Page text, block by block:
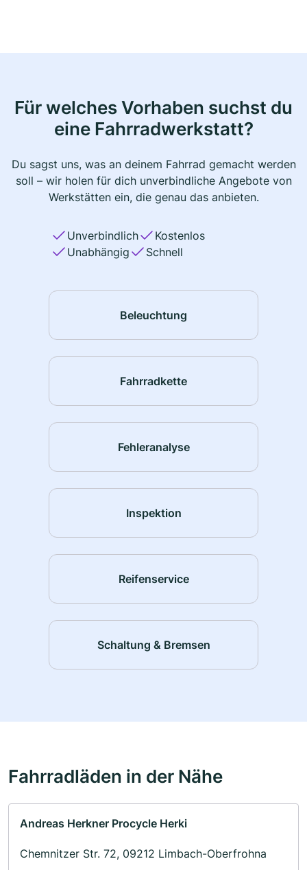
Für welches Vorhaben suchst du
eine Fahrradwerkstatt?
Du sagst uns, was an deinem Fahrrad gemacht werden
soll – wir holen für dich unverbindliche Angebote von
Werkstätten ein, die genau das anbieten.
Unverbindlich
Kostenlos
Unabhängig
Schnell
Beleuchtung
Fahrradkette
Fehleranalyse
Inspektion
Reifenservice
Schaltung & Bremsen
Fahrradläden in der Nähe
Andreas Herkner Procycle Herki
Chemnitzer Str. 72, 09212 Limbach-Oberfrohna